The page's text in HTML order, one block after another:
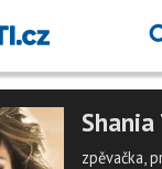
Shania
zpěvačka,